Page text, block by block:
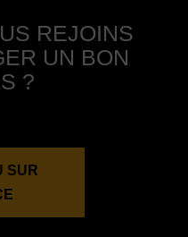
REJOINS
UN BON
?
SUR